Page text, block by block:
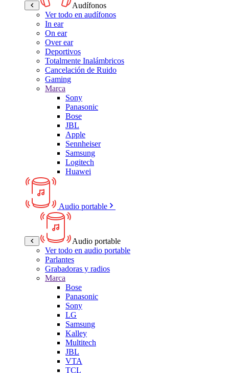
Audífonos
Ver todo en audífonos
In ear
On ear
Over ear
Deportivos
Totalmente Inalámbricos
Cancelación de Ruido
Gaming
Marca
Sony
Panasonic
Bose
JBL
Apple
Sennheiser
Samsung
Logitech
Huawei
Audio portable
Audio portable
Ver todo en audio portable
Parlantes
Grabadoras y radios
Marca
Bose
Panasonic
Sony
LG
Samsung
Kalley
Multitech
JBL
VTA
TCL